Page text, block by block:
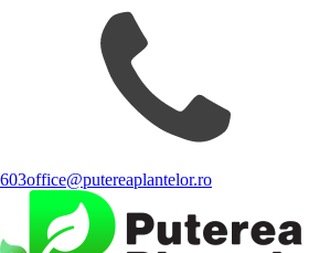
603office@putereaplantelor.ro